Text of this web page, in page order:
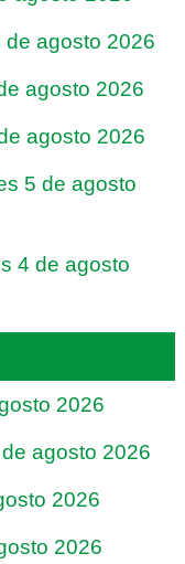
agosto 2026
agosto 2026
agosto 2026
5 de agosto
4 de agosto
2026
agosto 2026
2026
2026